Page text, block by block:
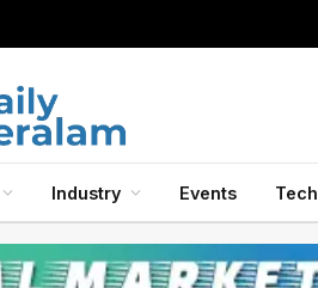
Industry Events Tech